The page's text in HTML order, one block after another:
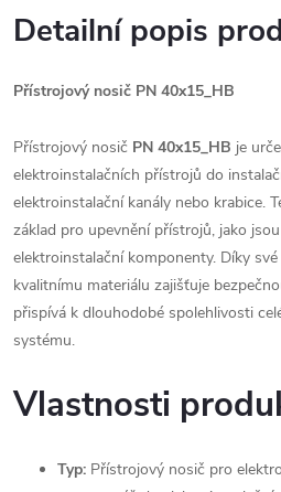
Detailní popis
Přístrojový nosič PN 40x15_HB
Přístrojový nosič PN 40x15_HB je
elektroinstalačních přístrojů do
elektroinstalační kanály nebo krabice.
základ pro upevnění přístrojů, jako
elektroinstalační komponenty. Díky
kvalitnímu materiálu zajišťuje
přispívá k dlouhodobé spolehlivosti
systému.
Vlastnosti
Typ: Přístrojový nosič pro